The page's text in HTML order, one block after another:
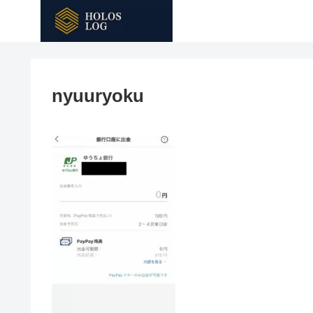
nyuuryoku